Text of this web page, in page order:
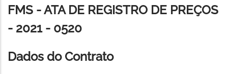
de
navegação
FMS - ATA DE REGISTRO DE PREÇOS
- 2021 - 0520
Dados do Contrato